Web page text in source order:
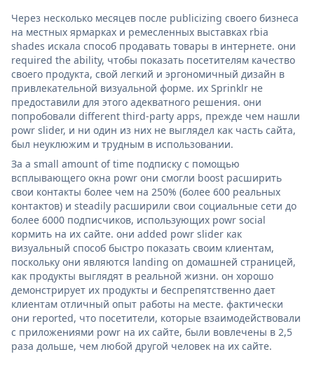
Через несколько месяцев после publicizing своего бизнеса
на местных ярмарках и ремесленных выставках rbia
shades искала способ продавать товары в интернете. они
required the ability, чтобы показать посетителям качество
своего продукта, свой легкий и эргономичный дизайн в
привлекательной визуальной форме. их Sprinklr не
предоставили для этого адекватного решения. они
попробовали different third-party apps, прежде чем нашли
powr slider, и ни один из них не выглядел как часть сайта,
был неуклюжим и трудным в использовании.
За a small amount of time подписку с помощью
всплывающего окна powr они смогли boost расширить
свои контакты более чем на 250% (более 600 реальных
контактов) и steadily расширили свои социальные сети до
более 6000 подписчиков, использующих powr social
кормить на их сайте. они added powr slider как
визуальный способ быстро показать своим клиентам,
поскольку они являются landing on домашней страницей,
как продукты выглядят в реальной жизни. он хорошо
демонстрирует их продукты и беспрепятственно дает
клиентам отличный опыт работы на месте. фактически
они reported, что посетители, которые взаимодействовали
с приложениями powr на их сайте, были вовлечены в 2,5
раза дольше, чем любой другой человек на их сайте.